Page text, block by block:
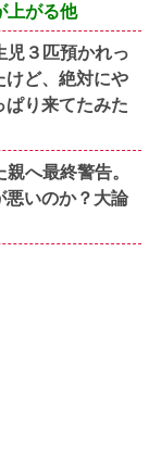
上がる他
児３匹預かれっ
けど、絶対にや
り来てたみた
へ最終警告。
いのか？大論